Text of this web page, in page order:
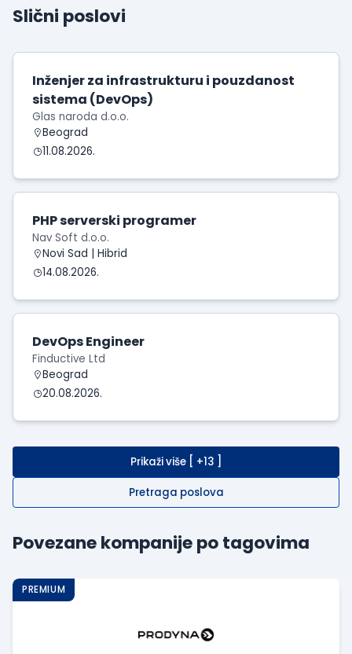
Slični poslovi
Inženjer za infrastrukturu i pouzdanost
sistema (DevOps)
Glas naroda d.o.o.
Beograd
11.08.2026.
PHP serverski programer
Nav Soft d.o.o.
Novi Sad | Hibrid
14.08.2026.
DevOps Engineer
Finductive Ltd
Beograd
20.08.2026.
Prikaži više [ +13 ]
Pretraga poslova
Povezane kompanije po tagovima
PREMIUM